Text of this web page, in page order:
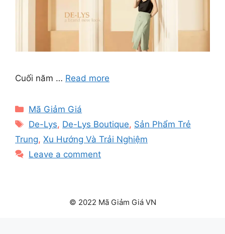
Cuối năm … Read more
Categories
Mã Giảm Giá
Tags
De-Lys, De-Lys Boutique, Sản Phẩm Trẻ
Trung, Xu Hướng Và Trải Nghiệm
Leave a comment
© 2022 Mã Giảm Giá VN